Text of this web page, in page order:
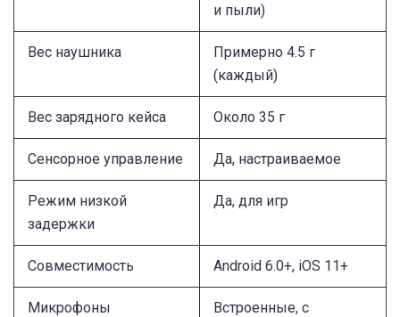
и пыли)
Вес наушника
Примерно 4.5 г
(каждый)
Вес зарядного кейса Около 35 г
Сенсорное управление Да, настраиваемое
Режим низкой
задержки
Да, для игр
Совместимость Android 6.0+, iOS 11+
Микрофоны
Встроенные, с